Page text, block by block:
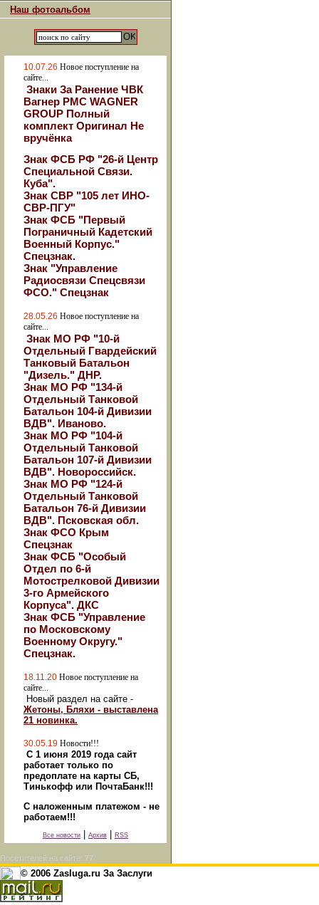
Наш фотоальбом
10.07.26 Новое поступление на
сайте...
Знаки За Ранение ЧВК
Вагнер РМС WAGNER
GROUP Полный
комплект Оригинал Не
вручёнка
Знак ФСБ РФ "26-й Центр
Специальной Связи.
Куба".
Знак СВР "105 лет ИНО-
СВР-ПГУ"
Знак ФСБ "Первый
Пограничный Кадетский
Военный Корпус."
Спецзнак.
Знак "Управление
Радиосвязи Спецсвязи
ФСО." Спецзнак
28.05.26 Новое поступление на
сайте...
Знак МО РФ "10-й
Отдельный Гвардейский
Танковый Батальон
"Дизель." ДНР.
Знак МО РФ "134-й
Отдельный Танковой
Батальон 104-й Дивизии
ВДВ". Иваново.
Знак МО РФ "104-й
Отдельный Танковой
Батальон 107-й Дивизии
ВДВ". Новороссийск.
Знак МО РФ "124-й
Отдельный Танковой
Батальон 76-й Дивизии
ВДВ". Псковская обл.
Знак ФСО Крым
Спецзнак
Знак ФСБ "Особый
Отдел по 6-й
Мотострелковой Дивизии
3-го Армейского
Корпуса". ДКС
Знак ФСБ "Управление
по Московскому
Военному Округу."
Спецзнак.
18.11.20 Новое поступление на
сайте...
Новый раздел на сайте -
Жетоны, Бляхи - выставлена
21 новинка.
30.05.19 Новости!!!
С 1 июня 2019 года сайт
работает только по
предоплате на карты СБ,
Тинькофф или ПочтаБанк!!!
С наложенным платежом - не
работаем!!!
Все новости Архив RSS
Посетителей на сайте: 77
© 2006 Zasluga.ru За Заслуги